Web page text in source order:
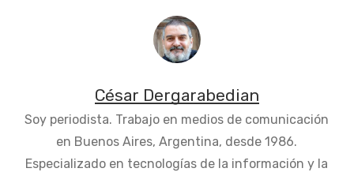
César Dergarabedian
Soy periodista. Trabajo en medios de comunicación
en Buenos Aires, Argentina, desde 1986.
Especializado en tecnologías de la información y la